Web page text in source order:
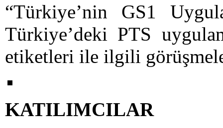
“Türkiye’nin GS1
Türkiye’deki PTS
etiketleri ile ilgili
KATILIMCILAR